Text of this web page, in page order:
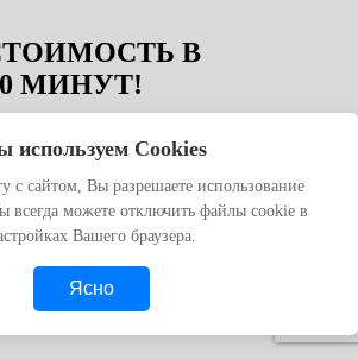
В
МИНУТ!
используем Cookies
с сайтом, Вы разрешаете использование
всегда можете отключить файлы cookie в
Вашего браузера.
Ясно